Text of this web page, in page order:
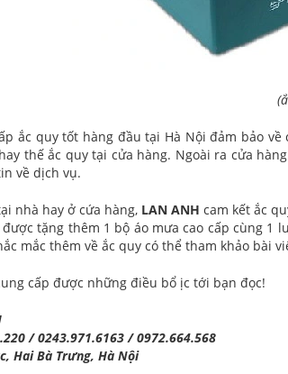
ắc quy tốt hàng đầu tại Hà Nội đảm bảo
thế ắc quy tại cửa hàng. Ngoài ra cửa
về dịch vụ.
nhà hay ở cứa hàng, LAN ANH cam kết ắc
tặng thêm 1 bộ áo mưa cao cấp cùng 1
mắc thêm về ắc quy có thể tham khảo bài
cấp được những điều bổ ịc tới bạn đọc!
/ 0243.971.6163 / 0972.664.568
Hai Bà Trưng, Hà Nội